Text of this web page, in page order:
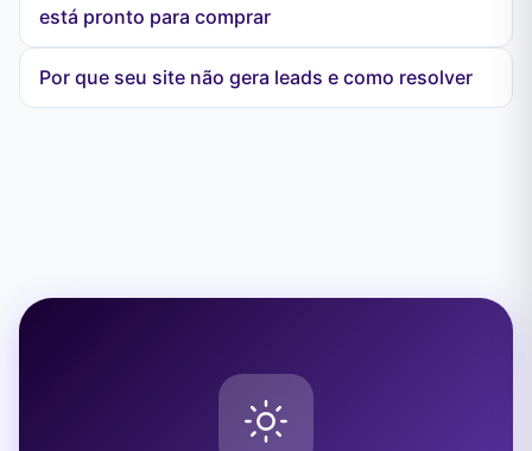
está pronto para comprar
Por que seu site não gera leads e como resolver